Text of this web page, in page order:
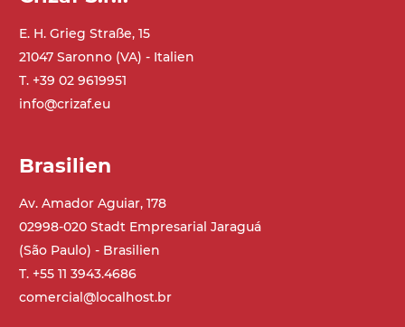
IBox-M (400Vac - 50Hz - 3F)
E. H. Grieg Straße, 15
21047 Saronno (VA) - Italien
T. +39 02 9619951
info@crizaf.eu
Brasilien
Av. Amador Aguiar, 178
02998-020 Stadt Empresarial Jaraguá
(São Paulo) - Brasilien
T. +55 11 3943.4686
comercial@localhost.br